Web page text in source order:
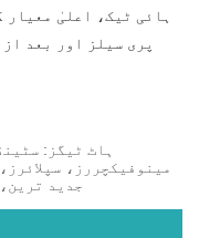
ہائی ٹیک، اعلیٰ
پری سیلز اور بعد
ہاٹ ٹیگز:
مینوفیکچررز،
جدید